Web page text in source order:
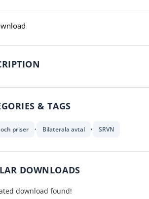
& TAGS
priser , Bilaterala avtal , SRVN
DOWNLOADS
download found!